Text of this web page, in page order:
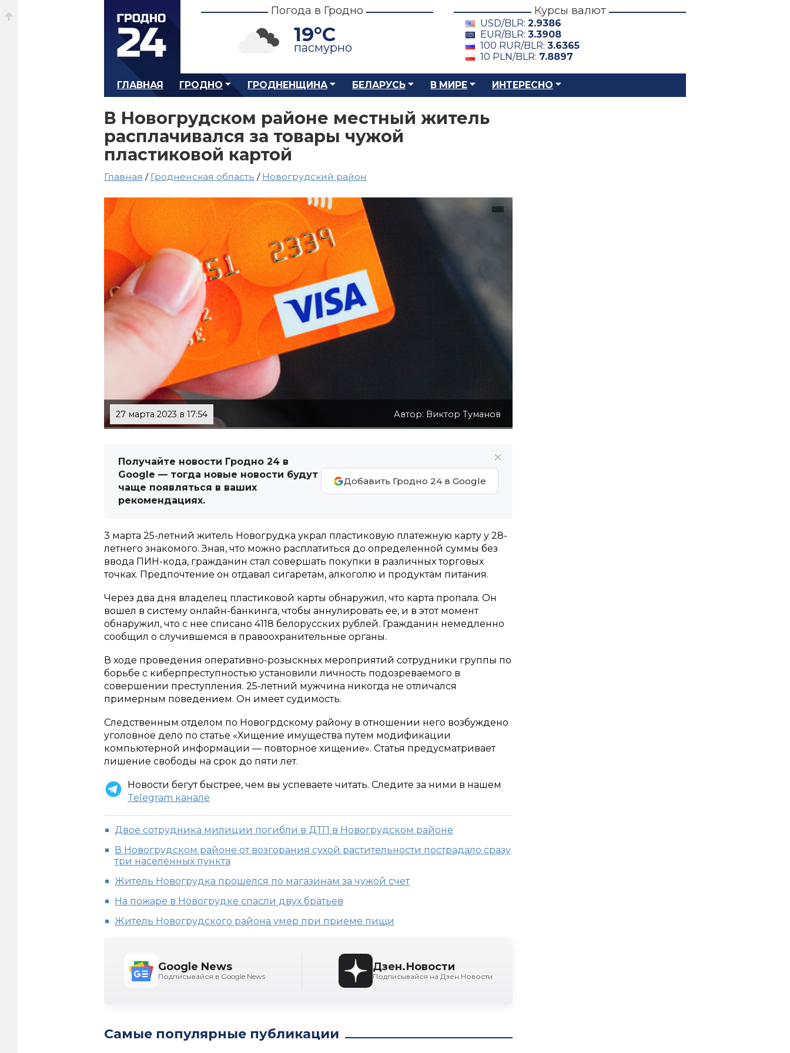
Погода в Гродно
19°C
пасмурно
Курсы валют
USD/BLR: 2.9386
EUR/BLR: 3.3908
100 RUR/BLR: 3.6365
10 PLN/BLR: 7.8897
ГЛАВНАЯ ГРОДНО ГРОДНЕНЩИНА БЕЛАРУСЬ В МИРЕ ИНТЕРЕСНО
В Новогрудском районе местный житель
расплачивался за товары чужой
пластиковой картой
Главная / Гродненская область / Новогрудский район
27 марта 2023 в 17:54 Автор: Виктор Туманов
Получайте новости Гродно 24 в
Google — тогда новые новости будут
чаще появляться в ваших
рекомендациях.
Добавить Гродно 24 в Google
3 марта 25-летний житель Новогрудка украл пластиковую платежную карту у 28-
летнего знакомого. Зная, что можно расплатиться до определенной суммы без
ввода ПИН-кода, гражданин стал совершать покупки в различных торговых
точках. Предпочтение он отдавал сигаретам, алкоголю и продуктам питания.
Через два дня владелец пластиковой карты обнаружил, что карта пропала. Он
вошел в систему онлайн-банкинга, чтобы аннулировать ее, и в этот момент
обнаружил, что с нее списано 4118 белорусских рублей. Гражданин немедленно
сообщил о случившемся в правоохранительные органы.
В ходе проведения оперативно-розыскных мероприятий сотрудники группы по
борьбе с киберпреступностью установили личность подозреваемого в
совершении преступления. 25-летний мужчина никогда не отличался
примерным поведением. Он имеет судимость.
Следственным отделом по Новогрдскому району в отношении него возбуждено
уголовное дело по статье «Хищение имущества путем модификации
компьютерной информации — повторное хищение». Статья предусматривает
лишение свободы на срок до пяти лет.
Новости бегут быстрее, чем вы успеваете читать. Следите за ними в нашем
Telegram канале
Двое сотрудника милиции погибли в ДТП в Новогрудском районе
В Новогрудском районе от возгорания сухой растительности пострадало сразу
три населенных пункта
Житель Новогрудка прошелся по магазинам за чужой счет
На пожаре в Новогрудке спасли двух братьев
Житель Новогрудского района умер при приеме пищи
Google News
Подписывайся в Google News
Дзен.Новости
Подписывайся на Дзен.Новости
Самые популярные публикации